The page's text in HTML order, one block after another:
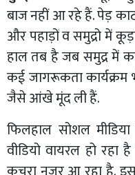
बाज नहीं आ रहे हैं. पेड़
और पहाड़ों व समुद्रो में
हाल तब है जब समुद्र में
कई जागरूकता
जैसे आंखे मूंद ली हैं.
फिलहाल सोशल
वीडियो वायरल हो